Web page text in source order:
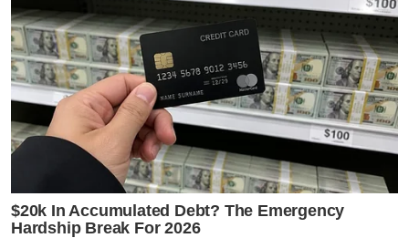
$20k In Accumulated Debt? The Emergency
Hardship Break For 2026